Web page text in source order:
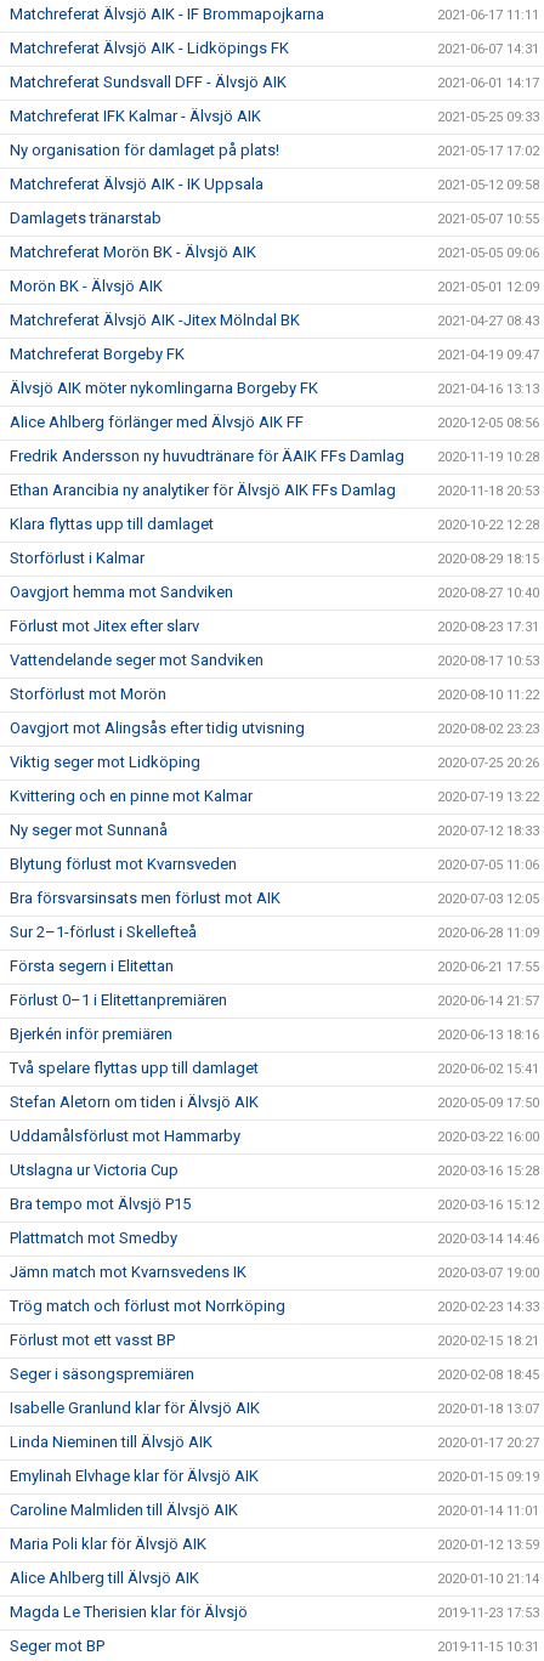
Matchreferat Älvsjö AIK - IF Brommapojkarna 2021-06-17 11:11
Matchreferat Älvsjö AIK - Lidköpings FK 2021-06-07 14:31
Matchreferat Sundsvall DFF - Älvsjö AIK 2021-06-01 14:17
Matchreferat IFK Kalmar - Älvsjö AIK 2021-05-25 09:33
Ny organisation för damlaget på plats! 2021-05-17 17:02
Matchreferat Älvsjö AIK - IK Uppsala 2021-05-12 09:58
Damlagets tränarstab 2021-05-07 10:55
Matchreferat Morön BK - Älvsjö AIK 2021-05-05 09:06
Morön BK - Älvsjö AIK 2021-05-01 12:09
Matchreferat Älvsjö AIK -Jitex Mölndal BK 2021-04-27 08:43
Matchreferat Borgeby FK 2021-04-19 09:47
Älvsjö AIK möter nykomlingarna Borgeby FK 2021-04-16 13:13
Alice Ahlberg förlänger med Älvsjö AIK FF 2020-12-05 08:56
Fredrik Andersson ny huvudtränare för ÄAIK FFs Damlag 2020-11-19 10:28
Ethan Arancibia ny analytiker för Älvsjö AIK FFs Damlag 2020-11-18 20:53
Klara flyttas upp till damlaget 2020-10-22 12:28
Storförlust i Kalmar 2020-08-29 18:15
Oavgjort hemma mot Sandviken 2020-08-27 10:40
Förlust mot Jitex efter slarv 2020-08-23 17:31
Vattendelande seger mot Sandviken 2020-08-17 10:53
Storförlust mot Morön 2020-08-10 11:22
Oavgjort mot Alingsås efter tidig utvisning 2020-08-02 23:23
Viktig seger mot Lidköping 2020-07-25 20:26
Kvittering och en pinne mot Kalmar 2020-07-19 13:22
Ny seger mot Sunnanå 2020-07-12 18:33
Blytung förlust mot Kvarnsveden 2020-07-05 11:06
Bra försvarsinsats men förlust mot AIK 2020-07-03 12:05
Sur 2–1-förlust i Skellefteå 2020-06-28 11:09
Första segern i Elitettan 2020-06-21 17:55
Förlust 0–1 i Elitettanpremiären 2020-06-14 21:57
Bjerkén inför premiären 2020-06-13 18:16
Två spelare flyttas upp till damlaget 2020-06-02 15:41
Stefan Aletorn om tiden i Älvsjö AIK 2020-05-09 17:50
Uddamålsförlust mot Hammarby 2020-03-22 16:00
Utslagna ur Victoria Cup 2020-03-16 15:28
Bra tempo mot Älvsjö P15 2020-03-16 15:12
Plattmatch mot Smedby 2020-03-14 14:46
Jämn match mot Kvarnsvedens IK 2020-03-07 19:00
Trög match och förlust mot Norrköping 2020-02-23 14:33
Förlust mot ett vasst BP 2020-02-15 18:21
Seger i säsongspremiären 2020-02-08 18:45
Isabelle Granlund klar för Älvsjö AIK 2020-01-18 13:07
Linda Nieminen till Älvsjö AIK 2020-01-17 20:27
Emylinah Elvhage klar för Älvsjö AIK 2020-01-15 09:19
Caroline Malmliden till Älvsjö AIK 2020-01-14 11:01
Maria Poli klar för Älvsjö AIK 2020-01-12 13:59
Alice Ahlberg till Älvsjö AIK 2020-01-10 21:14
Magda Le Therisien klar för Älvsjö 2019-11-23 17:53
Seger mot BP 2019-11-15 10:31